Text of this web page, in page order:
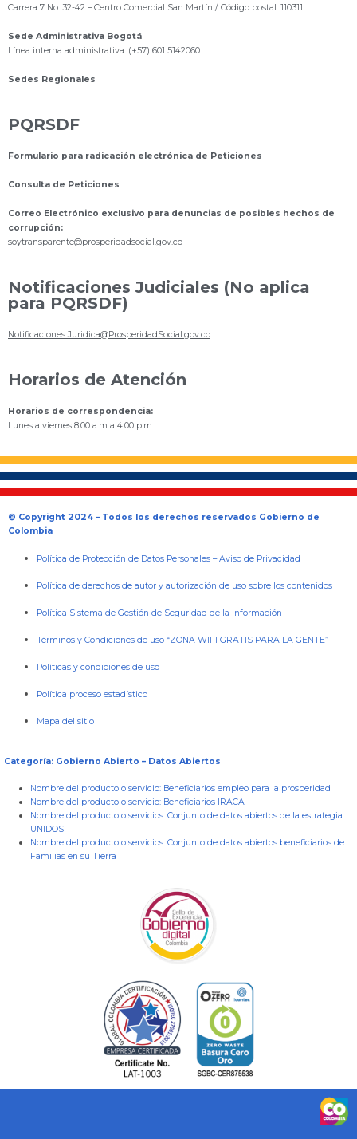
Carrera 7 No. 32-42 – Centro Comercial San Martín / Código postal: 110311
Sede Administrativa Bogotá
Línea interna administrativa: (+57) 601 5142060
Sedes Regionales
PQRSDF
Formulario para radicación electrónica de Peticiones
Consulta de Peticiones
Correo Electrónico exclusivo para denuncias de posibles hechos de
corrupción:
soytransparente@prosperidadsocial.gov.co
Notificaciones Judiciales (No aplica
para PQRSDF)
Notificaciones.Juridica@ProsperidadSocial.gov.co
Horarios de Atención
Horarios de correspondencia:
Lunes a viernes 8:00 a.m a 4:00 p.m.
© Copyright 2024 – Todos los derechos reservados Gobierno de
Colombia
Política de Protección de Datos Personales –Aviso de Privacidad
Política de derechos de autor y autorización de uso sobre los contenidos
Política Sistema de Gestión de Seguridad de la Información
Términos y Condiciones de uso “ZONA WIFI GRATIS PARA LA GENTE”
Políticas y condiciones de uso
Política proceso estadístico
Mapa del sitio
Categoría: Gobierno Abierto – Datos Abiertos
Nombre del producto o servicio: Beneficiarios empleo para la prosperidad
Nombre del producto o servicio: Beneficiarios IRACA
Nombre del producto o servicios: Conjunto de datos abiertos de la estrategia
UNIDOS
Nombre del producto o servicios: Conjunto de datos abiertos beneficiarios de
Familias en su Tierra